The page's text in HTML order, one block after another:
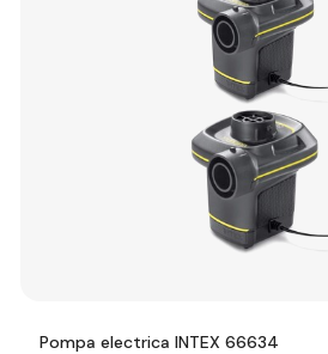
Pompa electrica INTEX 66634